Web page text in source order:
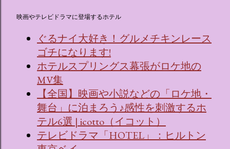
映画やテレビドラマに登場するホテル
ぐるナイ大好き！グルメチキンレース
ゴチになります!
ホテルスプリングス幕張がロケ地の
MV集
【全国】映画や小説などの「ロケ地・
舞台」に泊まろう♪感性を刺激するホ
テル6選 | icotto（イコット）
テレビドラマ「HOTEL」：ヒルトン